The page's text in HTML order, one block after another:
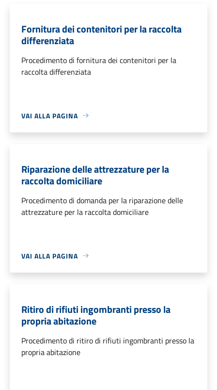
Fornitura dei contenitori per la raccolta
differenziata
Procedimento di fornitura dei contenitori per la
raccolta differenziata
VAI ALLA PAGINA
Riparazione delle attrezzature per la
raccolta domiciliare
Procedimento di domanda per la riparazione delle
attrezzature per la raccolta domiciliare
VAI ALLA PAGINA
Ritiro di rifiuti ingombranti presso la
propria abitazione
Procedimento di ritiro di rifiuti ingombranti presso la
propria abitazione